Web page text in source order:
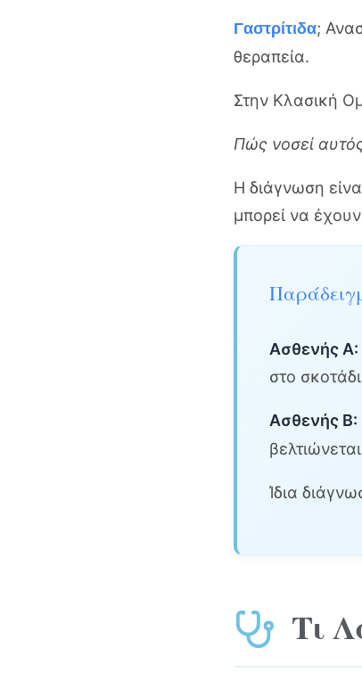
Γαστρίτιδα;
θεραπεία.
Στην Κλασική
Πώς νοσεί
Η διάγνωση
μπορεί να
Ασθενής Α:
στο
Ασθενής Β:
Ίδια
Τι